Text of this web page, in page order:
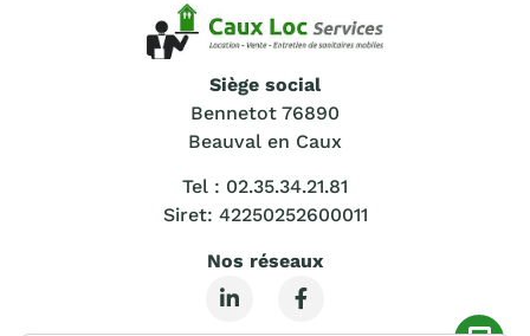
Siège social
Bennetot 76890
Beauval en Caux
Tel : 02.35.34.21.81
Siret: 42250252600011
Nos réseaux